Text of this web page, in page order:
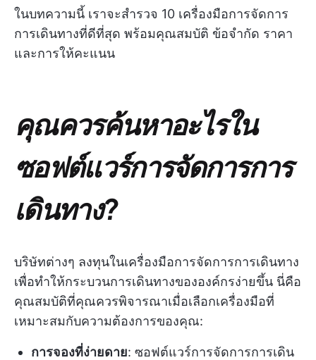
ในบทความนี้ เราจะสำรวจ 10 เครื่องมือการจัดการ
การเดินทางที่ดีที่สุด พร้อมคุณสมบัติ ข้อจำกัด ราคา
และการให้คะแนน
คุณควรค้นหาอะไรใน
ซอฟต์แวร์การจัดการการ
เดินทาง?
บริษัทต่างๆ ลงทุนในเครื่องมือการจัดการการเดินทาง
เพื่อทำให้กระบวนการเดินทางขององค์กรง่ายขึ้น นี่คือ
คุณสมบัติที่คุณควรพิจารณาเมื่อเลือกเครื่องมือที่
เหมาะสมกับความต้องการของคุณ:
การจองที่ง่ายดาย: ซอฟต์แวร์การจัดการการเดิน